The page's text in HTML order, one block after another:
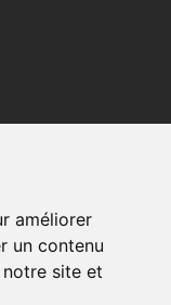
améliorer
un contenu
site et